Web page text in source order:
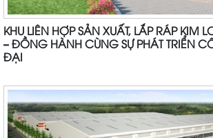
KHU LIÊN HỢP SẢN XUẤT, LẮP RÁP KIM
– ĐỒNG HÀNH CÙNG SỰ PHÁT TRIỂN
ĐẠI